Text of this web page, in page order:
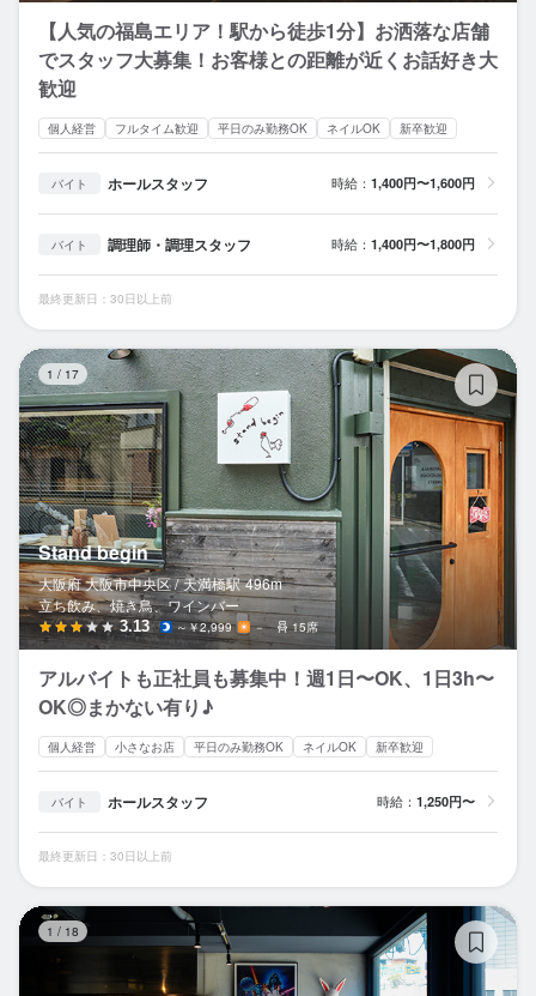
【人気の福島エリア！駅から徒歩1分】お洒落な店舗
でスタッフ大募集！お客様との距離が近くお話好き大
歓迎
個人経営 フルタイム歓迎 平日のみ勤務OK ネイルOK 新卒歓迎
バイト ホールスタッフ 時給： 1,400円〜1,600円
バイト 調理師・調理スタッフ 時給： 1,400円〜1,800円
最終更新日：30日以上前
1 / 17
Stand begin
大阪府 大阪市中央区 / 天満橋駅 496m
立ち飲み、焼き鳥、ワインバー
3.13 ～￥2,999 － 15席
アルバイトも正社員も募集中！週1日〜OK、1日3h〜
OK◎まかない有り♪
個人経営 小さなお店 平日のみ勤務OK ネイルOK 新卒歓迎
バイト ホールスタッフ 時給： 1,250円〜
最終更新日：30日以上前
1 / 18